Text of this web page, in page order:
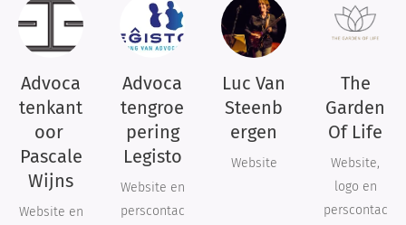
Advoca
tenkant
oor
Pascale
Wijns
Website en
Advoca
tengroe
pering
Legisto
Website en
perscontac
Luc Van
Steenb
ergen
Website
The
Garden
Of Life
Website,
logo en
perscontac